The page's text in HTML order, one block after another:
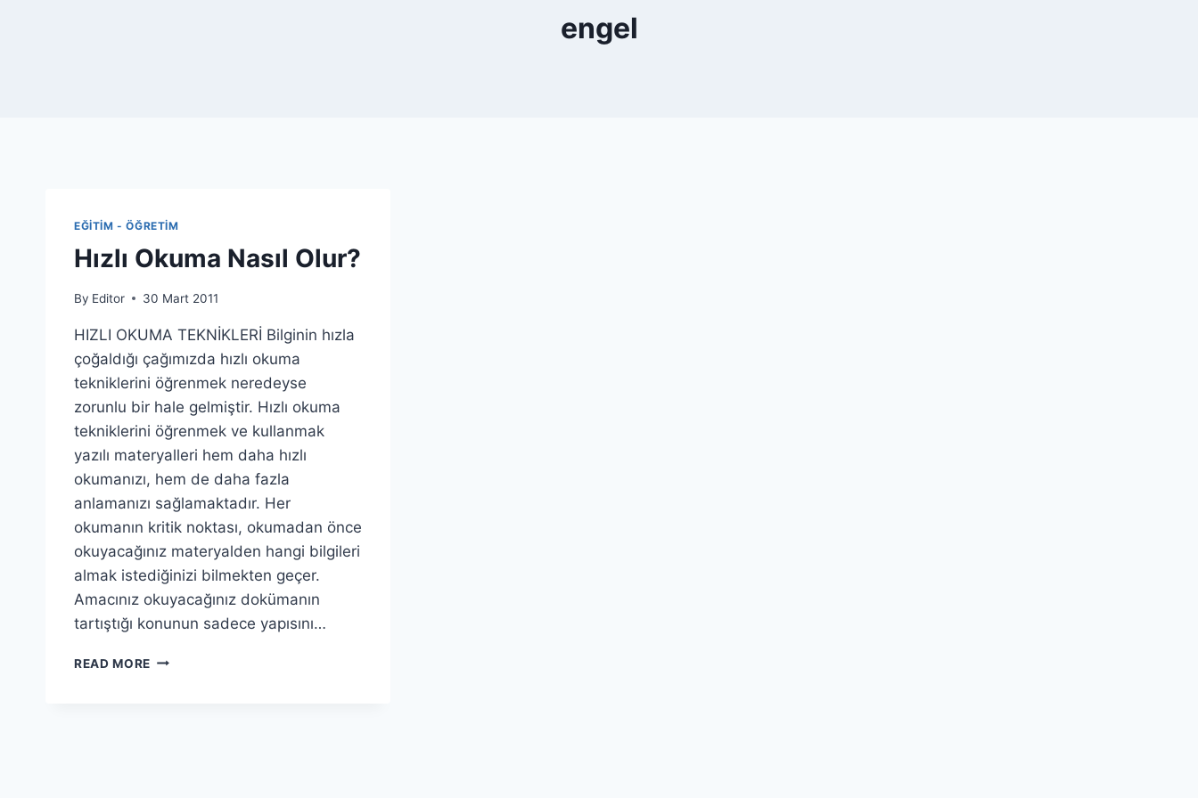
engel
EĞITIM - ÖĞRETIM
Hızlı Okuma Nasıl Olur?
By Editor 30 Mart 2011
HIZLI OKUMA TEKNİKLERİ Bilginin hızla
çoğaldığı çağımızda hızlı okuma
tekniklerini öğrenmek neredeyse
zorunlu bir hale gelmiştir. Hızlı okuma
tekniklerini öğrenmek ve kullanmak
yazılı materyalleri hem daha hızlı
okumanızı, hem de daha fazla
anlamanızı sağlamaktadır. Her
okumanın kritik noktası, okumadan önce
okuyacağınız materyalden hangi bilgileri
almak istediğinizi bilmekten geçer.
Amacınız okuyacağınız dokümanın
tartıştığı konunun sadece yapısını…
READ MORE HIZLI